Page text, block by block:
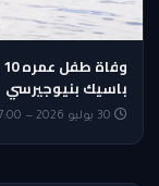
باسيك بنيوجيرسي